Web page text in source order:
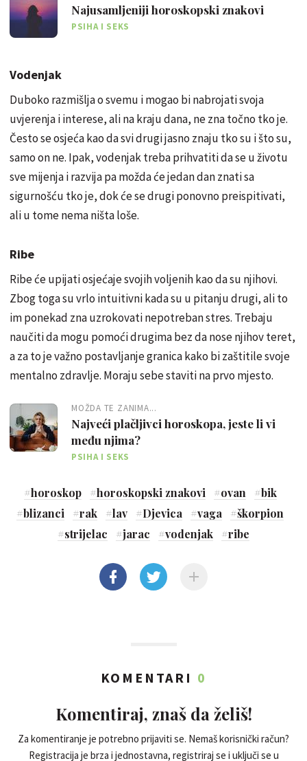
Najusamljeniji horoskopski znakovi
PSIHA I SEKS
Vodenjak
Duboko razmišlja o svemu i mogao bi nabrojati svoja
uvjerenja i interese, ali na kraju dana, ne zna točno tko je.
Često se osjeća kao da svi drugi jasno znaju tko su i što su,
samo on ne. Ipak, vodenjak treba prihvatiti da se u životu
sve mijenja i razvija pa možda će jedan dan znati sa
sigurnošću tko je, dok će se drugi ponovno preispitivati,
ali u tome nema ništa loše.
Ribe
Ribe će upijati osjećaje svojih voljenih kao da su njihovi.
Zbog toga su vrlo intuitivni kada su u pitanju drugi, ali to
im ponekad zna uzrokovati nepotreban stres. Trebaju
naučiti da mogu pomoći drugima bez da nose njihov teret,
a za to je važno postavljanje granica kako bi zaštitile svoje
mentalno zdravlje. Moraju sebe staviti na prvo mjesto.
MOŽDA TE ZANIMA...
Najveći plačljivci horoskopa, jeste li vi
među njima?
PSIHA I SEKS
#horoskop #horoskopski znakovi #ovan #bik
#blizanci #rak #lav #Djevica #vaga #škorpion
#strijelac #jarac #vodenjak #ribe
KOMENTARI 0
Komentiraj, znaš da želiš!
Za komentiranje je potrebno prijaviti se. Nemaš korisnički račun?
Registracija je brza i jednostavna, registriraj se i uključi se u